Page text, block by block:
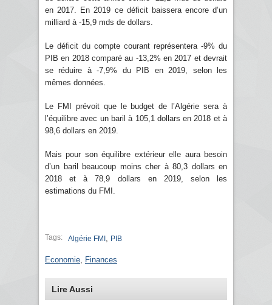
en 2017. En 2019 ce déficit baissera encore d’un
milliard à -15,9 mds de dollars.
Le déficit du compte courant représentera -9% du
PIB en 2018 comparé au -13,2% en 2017 et devrait
se réduire à -7,9% du PIB en 2019, selon les
mêmes données.
Le FMI prévoit que le budget de l’Algérie sera à
l’équilibre avec un baril à 105,1 dollars en 2018 et à
98,6 dollars en 2019.
Mais pour son équilibre extérieur elle aura besoin
d’un baril beaucoup moins cher à 80,3 dollars en
2018 et à 78,9 dollars en 2019, selon les
estimations du FMI.
Tags: Algérie FMI PIB
Economie Finances
Lire Aussi